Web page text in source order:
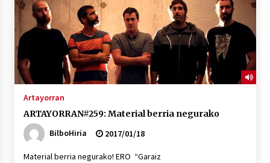
Artayorran
ARTAYORRAN#259: Material berria negurako
BilboHiria
2017/01/18
Material berria negurako! ERO “Garaiz